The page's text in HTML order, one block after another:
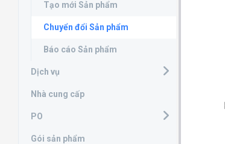
Tạo mới Sản phẩm
Chuyển đổi Sản phẩm
Báo cáo Sản phẩm
Dịch vụ
Nhà cung cấp
PO
Gói sản phẩm